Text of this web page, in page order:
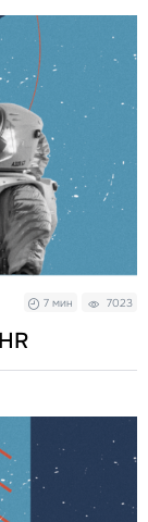
7 мин 7023